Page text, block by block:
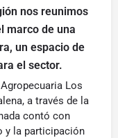
nos reunimos
marco de una
un espacio de
el sector.
Los
a través de la
contó con
y la participación